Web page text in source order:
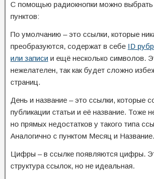
С помощью радиокнопки можно выбрать
пунктов:
По умолчанию – это ссылки, которые
преобразуются, содержат в себе ID
или записи и ещё несколько символов.
нежелателен, так как будет сложно
страниц.
День и название – это ссылки, которые
публикации статьи и её название. Тоже
но прямых недостатков у такого типа
Аналогично с пунктом Месяц и Название.
Цифры – в ссылке появляются цифры.
структура ссылок, но не идеальная.